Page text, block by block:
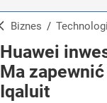
Biznes /
Huawei
Ma
Iqaluit